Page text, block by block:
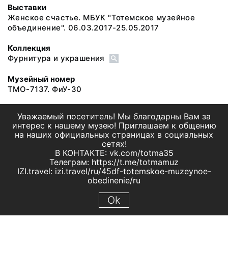
Выставки
Женское счастье. МБУК "Тотемское музейное
объединение". 06.03.2017-25.05.2017
Коллекция
Фурнитура и украшения
Музейный номер
ТМО-7137. ФиУ-30
Уважаемый посетитель! Мы благодарны Вам за
интерес к нашему музею! Приглашаем к общению
на наших официальных страницах в социальных
сетях!
В КОНТАКТЕ: vk.com/totma35
Телеграм: https://t.me/totmamuz
IZI.travel: izi.travel/ru/45df-totemskoe-muzeynoe-
obedinenie/ru
Ok